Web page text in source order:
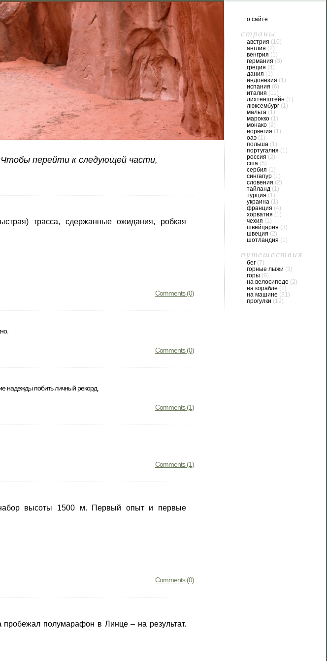
перейти к следующей части,
трасса, сдержанные ожидания, робкая
Comments (0)
Comments (0)
надежды побить личный рекорд.
Comments (1)
Comments (1)
высоты 1500 м. Первый опыт и первые
Comments (0)
полумарафон в Линце – на результат.
о сайте
страны
австрия (10)
англия (2)
венгрия (1)
германия (3)
греция (4)
дания (1)
индонезия (1)
испания (6)
италия (11)
лихтенштейн (1)
люксембург (1)
мальта (1)
марокко (1)
монако (2)
норвегия (1)
оаэ (1)
польша (1)
португалия (1)
россия (2)
сша (5)
сербия (1)
сингапур (1)
словения (2)
тайланд (1)
турция (1)
украина (1)
франция (4)
хорватия (1)
чехия (1)
швейцария (3)
швеция (2)
шотландия (1)
путешествия
бег (7)
горные лыжи (3)
горы (9)
на велосипеде (2)
на корабле (1)
на машине (31)
прогулки (19)